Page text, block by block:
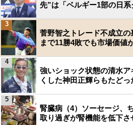
先”は「ベルギー1部の日
菅野智之トレード不成立
まで11勝4敗でも市場価値
3
強いショック状態の清水
くした神田正輝らもたど
4
腎臓病（4）ソーセージ、
取り過ぎが腎機能を低下さ
5